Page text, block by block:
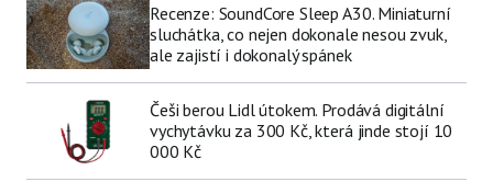
Recenze: SoundCore Sleep A30. Miniaturní
sluchátka, co nejen dokonale nesou zvuk,
ale zajistí i dokonalý spánek
Češi berou Lidl útokem. Prodává digitální
vychytávku za 300 Kč, která jinde stojí 10
000 Kč